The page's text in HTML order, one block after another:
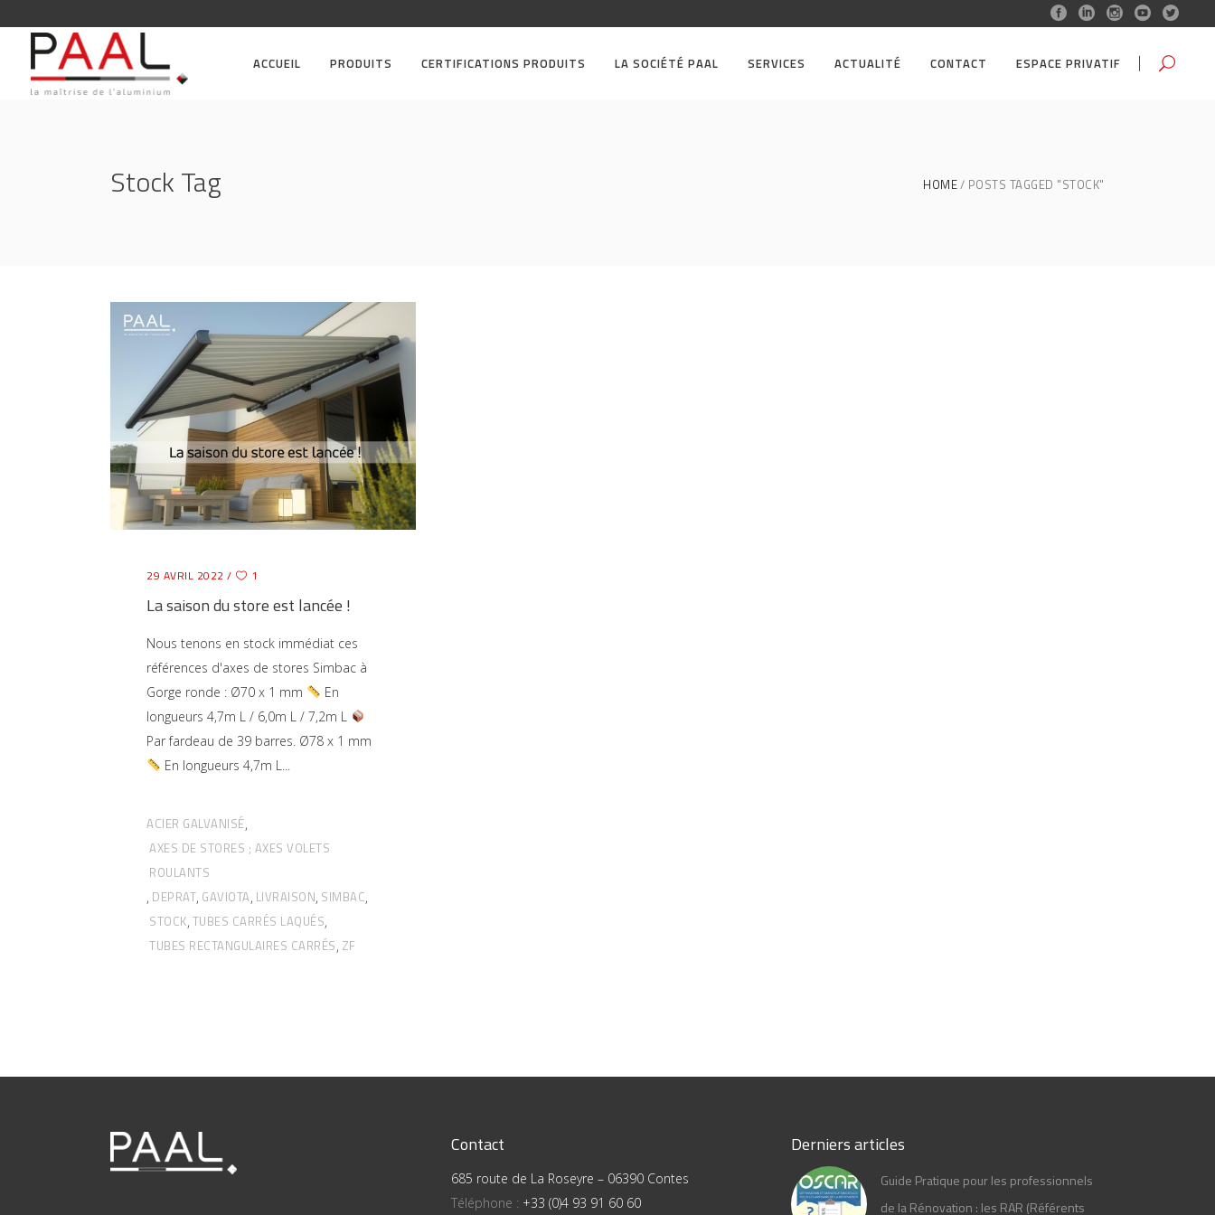
ACCUEIL PRODUITS CERTIFICATIONS PRODUITS LA SOCIÉTÉ PAAL SERVICES ACTUALITÉ CONTACT ESPACE PRIVATIF
Stock Tag HOME POSTS TAGGED "STOCK"
29 AVRIL 2022 1
La saison du store est lancée !
Nous tenons en stock immédiat ces
références d'axes de stores Simbac à
Gorge ronde : Ø70 x 1 mm
En
longueurs 4,7m L / 6,0m L / 7,2m L
Par fardeau de 39 barres. Ø78 x 1 mm
En longueurs 4,7m L
ACIER GALVANISÉ,
AXES DE STORES ; AXES VOLETS
ROULANTS
, DEPRAT, GAVIOTA, LIVRAISON, SIMBAC,
STOCK, TUBES CARRÉS LAQUÉS,
TUBES RECTANGULAIRES CARRÉS, ZF
Contact
685 route de La Roseyre – 06390 Contes
Téléphone : +33 (0)4 93 91 60 60
Derniers articles
Guide Pratique pour les professionnels
de la Rénovation : les RAR (Référents